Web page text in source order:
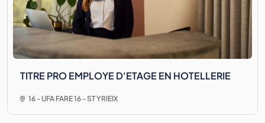
TITRE PRO EMPLOYE D'ETAGE EN HOTELLERIE
16 - UFA FARE 16 - ST YRIEIX